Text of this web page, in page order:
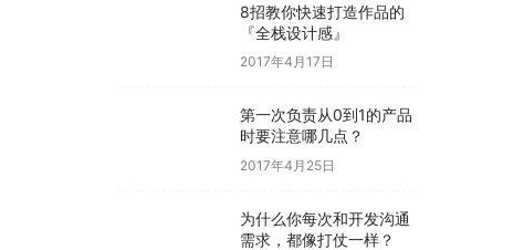
8招教你快速打造作品的
『全栈设计感』
2017年4月17日
第一次负责从0到1的产品
时要注意哪几点？
2017年4月25日
为什么你每次和开发沟通
需求，都像打仗一样？